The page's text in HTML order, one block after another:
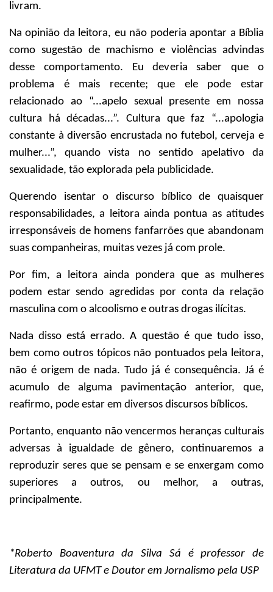
livram.
Na opinião da leitora, eu não poderia apontar a Bíblia
como sugestão de machismo e violências advindas
desse comportamento. Eu deveria saber que o
problema é mais recente; que ele pode estar
relacionado ao “...apelo sexual presente em nossa
cultura há décadas...”. Cultura que faz “...apologia
constante à diversão encrustada no futebol, cerveja e
mulher...”, quando vista no sentido apelativo da
sexualidade, tão explorada pela publicidade.
Querendo isentar o discurso bíblico de quaisquer
responsabilidades, a leitora ainda pontua as atitudes
irresponsáveis de homens fanfarrões que abandonam
suas companheiras, muitas vezes já com prole.
Por fim, a leitora ainda pondera que as mulheres
podem estar sendo agredidas por conta da relação
masculina com o alcoolismo e outras drogas ilícitas.
Nada disso está errado. A questão é que tudo isso,
bem como outros tópicos não pontuados pela leitora,
não é origem de nada. Tudo já é consequência. Já é
acumulo de alguma pavimentação anterior, que,
reafirmo, pode estar em diversos discursos bíblicos.
Portanto, enquanto não vencermos heranças culturais
adversas à igualdade de gênero, continuaremos a
reproduzir seres que se pensam e se enxergam como
superiores a outros, ou melhor, a outras,
principalmente.
*Roberto Boaventura da Silva Sá é professor de
Literatura da UFMT e Doutor em Jornalismo pela USP